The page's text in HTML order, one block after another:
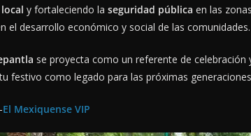
y fortaleciendo la seguridad pública en las
el desarrollo económico y social de las comunidades.
se proyecta como un referente de
festivo como legado para las próximas
El Mexiquense VIP